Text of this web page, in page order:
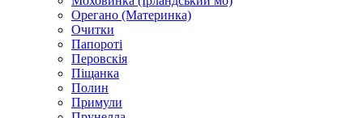
Орегано (Материнка)
Очитки
Папороті
Перовскія
Піщанка
Полин
Примули